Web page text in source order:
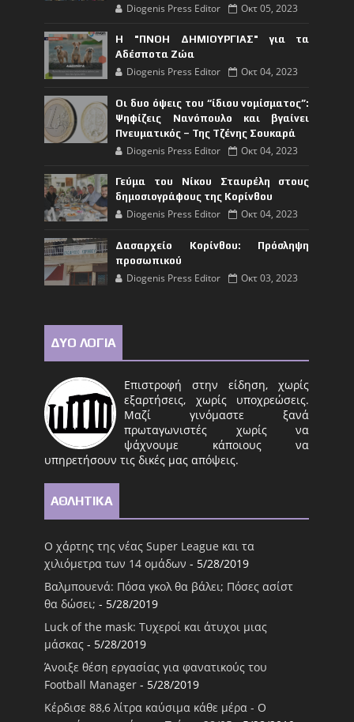
Diogenis Press Editor Οκτ 05, 2023
Η "ΠΝΟΗ ΔΗΜΙΟΥΡΓΙΑΣ" για τα
Αδέσποτα Ζώα
Diogenis Press Editor Οκτ 04, 2023
Οι δυο όψεις του “ίδιου νομίσματος”:
Ψηφίζεις Νανόπουλο και βγαίνει
Πνευματικός – Της Τζένης Σουκαρά
Diogenis Press Editor Οκτ 04, 2023
Γεύμα του Νίκου Σταυρέλη στους
δημοσιογράφους της Κορίνθου
Diogenis Press Editor Οκτ 04, 2023
Δασαρχείο Κορίνθου: Πρόσληψη
προσωπικού
Diogenis Press Editor Οκτ 03, 2023
ΔΥΟ ΛΟΓΙΑ
Επιστροφή στην είδηση, χωρίς
εξαρτήσεις, χωρίς υποχρεώσεις.
Μαζί γινόμαστε ξανά
πρωταγωνιστές χωρίς να
ψάχνουμε κάποιους να
υπηρετήσουν τις δικές μας απόψεις.
ΑΘΛΗΤΙΚΑ
Ο χάρτης της νέας Super League και τα
χιλιόμετρα των 14 ομάδων - 5/28/2019
Βαλμπουενά: Πόσα γκολ θα βάλει; Πόσες ασίστ
θα δώσει; - 5/28/2019
Luck of the mask: Τυχεροί και άτυχοι μιας
μάσκας - 5/28/2019
Άνοιξε θέση εργασίας για φανατικούς του
Football Μanager - 5/28/2019
Κέρδισε 88,6 λίτρα καύσιμα κάθε μέρα - Ο